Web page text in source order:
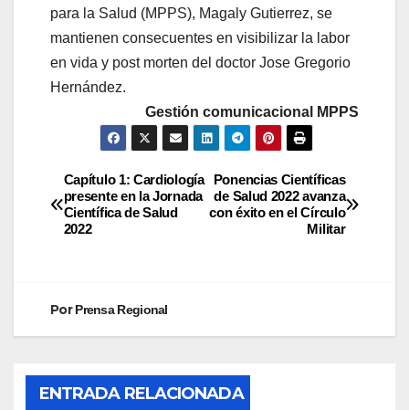
para la Salud (MPPS), Magaly Gutierrez, se
mantienen consecuentes en visibilizar la labor
en vida y post morten del doctor Jose Gregorio
Hernández.
Gestión comunicacional MPPS
Ponencias Científicas
de Salud 2022 avanza
con éxito en el Círculo
Militar
Capítulo 1: Cardiología
presente en la Jornada
Científica de Salud
2022
PorPrensa Regional
ENTRADA RELACIONADA